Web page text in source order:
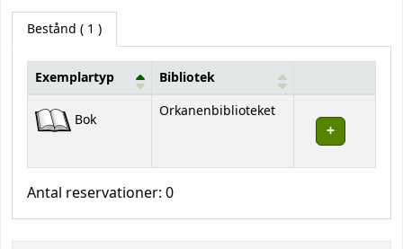
Bestånd ( 1 )
Bestånd
Exemplartyp Bibliotek
Bok Orkanenbiblioteket
Antal reservationer: 0